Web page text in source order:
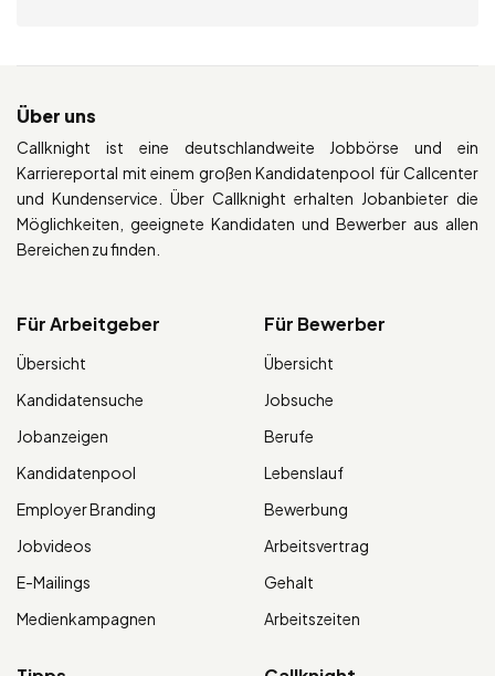
Über uns
Callknight ist eine deutschlandweite Jobbörse und ein
Karriereportal mit einem großen Kandidatenpool für Callcenter
und Kundenservice. Über Callknight erhalten Jobanbieter die
Möglichkeiten, geeignete Kandidaten und Bewerber aus allen
Bereichen zu finden.
Für Arbeitgeber
Übersicht
Kandidatensuche
Jobanzeigen
Kandidatenpool
Employer Branding
Jobvideos
E-Mailings
Medienkampagnen
Für Bewerber
Übersicht
Jobsuche
Berufe
Lebenslauf
Bewerbung
Arbeitsvertrag
Gehalt
Arbeitszeiten